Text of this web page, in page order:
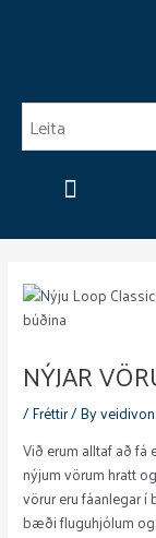
NÝJAR
/Fréttir/ Byveidivon
Við erum alltaf að
nýjum vörum hratt
vörur eru fáanlegar
bæði fluguhjólum